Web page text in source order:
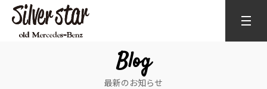
Blog
最新のお知らせ